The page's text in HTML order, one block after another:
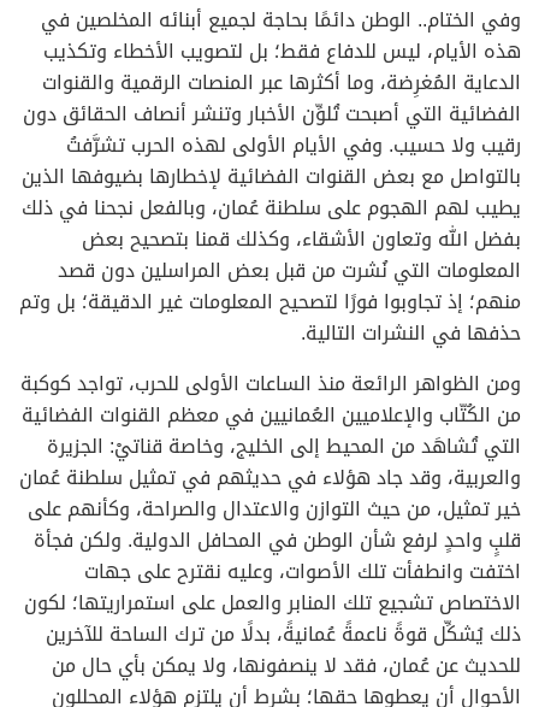
وفي الختام.. الوطن دائمًا بحاجة لجميع أبنائه المخلصين في
هذه الأيام، ليس للدفاع فقط؛ بل لتصويب الأخطاء وتكذيب
الدعاية المُغرِضة، وما أكثرها عبر المنصات الرقمية والقنوات
الفضائية التي أصبحت تُلوِّن الأخبار وتنشر أنصاف الحقائق دون
رقيب ولا حسيب. وفي الأيام الأولى لهذه الحرب تشرَّفتُ
بالتواصل مع بعض القنوات الفضائية لإخطارها بضيوفها الذين
يطيب لهم الهجوم على سلطنة عُمان، وبالفعل نجحنا في ذلك
بفضل الله وتعاون الأشقاء، وكذلك قمنا بتصحيح بعض
المعلومات التي نُشرت من قبل بعض المراسلين دون قصد
منهم؛ إذ تجاوبوا فورًا لتصحيح المعلومات غير الدقيقة؛ بل وتم
حذفها في النشرات التالية.
ومن الظواهر الرائعة منذ الساعات الأولى للحرب، تواجد كوكبة
من الكُتّاب والإعلاميين العُمانيين في معظم القنوات الفضائية
التي تُشاهَد من المحيط إلى الخليج، وخاصة قناتيْ: الجزيرة
والعربية، وقد جاد هؤلاء في حديثهم في تمثيل سلطنة عُمان
خير تمثيل، من حيث التوازن والاعتدال والصراحة، وكأنهم على
قلبٍ واحدٍ لرفع شأن الوطن في المحافل الدولية. ولكن فجأة
اختفت وانطفأت تلك الأصوات، وعليه نقترح على جهات
الاختصاص تشجيع تلك المنابر والعمل على استمراريتها؛ لكون
ذلك يُشكِّل قوةً ناعمةً عُمانيةً، بدلًا من ترك الساحة للآخرين
للحديث عن عُمان، فقد لا ينصفونها، ولا يمكن بأي حال من
الأحوال أن يعطوها حقها؛ بشرط أن يلتزم هؤلاء المحللون